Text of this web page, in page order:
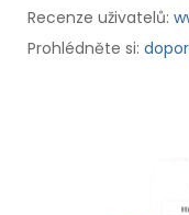
Recenze uživatelů:
Prohlédněte si: